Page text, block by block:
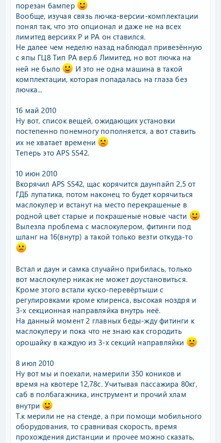
порезан бампер
Вообще, изучая связь лючка-версии-комплектации
понял так, что это опционал и даже не на всех
лимитед версиях Р и РА он ставился.
Не далее чем неделю назад наблюдал привезённую
с япы ГЦ8 Тип РА вер.6 Лимитед, но вот лючка на
ней не было
И это не одна машина в такой
комплектации, которая попадалась на глаза без
лючка...
16 май 2010
Ну вот, список вещей, ожидающих установки
постепенно понемногу пополняется, а вот ставить
их не хватает времени
Теперь это APS SS42.
10 июн 2010
Вкорячил APS SS42, щас корячится даунпайп 2,5 от
ГДБ лупатика, потом наконец то будет корячиться
маслокулер и встанут на место перекрашеные в
родной цвет старые и покрашеные новые части
Вылезла проблема с маслокулером, фитинги под
шланг на 16(внутр) а такой только везти откуда-то
Встал и даун и самка случайно прибилась, только
вот маслокулер никак не может доустановиться.
Кроме этого встали куско-перевёртыши с
регулировками кроме клиренса, высокая ноздря и
3-х секционная направляйка внутрь неё.
На данный момент 2 главных беды-жду фитинги к
маслокулеру и пока что не знаю как сгородить
орошайку в каждую из 3-х секций направляйки
8 июл 2010
Ну вот мы и поехали, намерили 350 коников и
время на квотере 12,78с. Учитывая пассажира 80кг,
саб в полбагажника, инструмент и прочий хлам
внутри
Т.к мерили не на стенде, а при помощи мобильного
оборудования, то сравнивая скорость, время
прохождения дистанции и прочее можно сказать,